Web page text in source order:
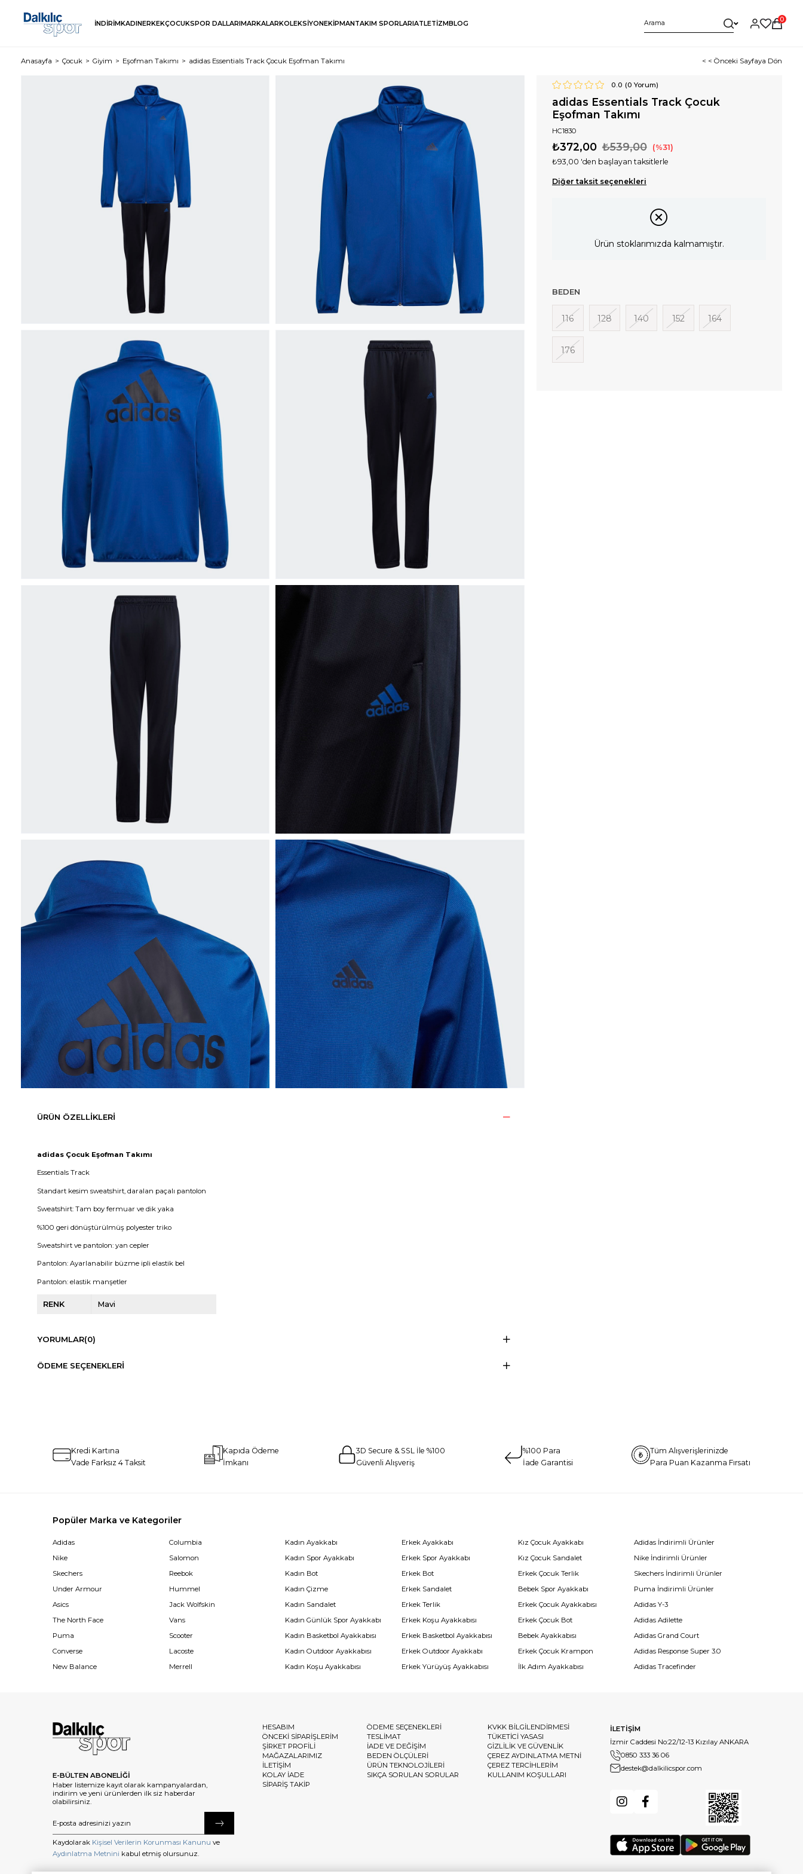
İNDİRİMKADINERKEKÇOCUKSPOR DALLARIMARKALARKOLEKSİYONEKİPMANTAKIM SPORLARIATLETİZMBLOG
0
Anasayfa Çocuk Giyim Eşofman Takımı adidas Essentials Track Çocuk Eşofman Takımı < < Önceki Sayfaya Dön
0.0 (0 Yorum)
adidas Essentials Track Çocuk
Eşofman Takımı
HC1830
₺539,00
₺372,00 31
₺93,00 'den başlayan taksitlerle
Diğer taksit seçenekleri
Ürün stoklarımızda kalmamıştır.
BEDEN
116 128 140 152 164
176
ÜRÜN ÖZELLIKLERI
adidas Çocuk Eşofman Takımı
Essentials Track
Standart kesim sweatshirt, daralan paçalı pantolon
Sweatshirt: Tam boy fermuar ve dik yaka
%100 geri dönüştürülmüş polyester triko
Sweatshirt ve pantolon: yan cepler
Pantolon: Ayarlanabilir büzme ipli elastik bel
Pantolon: elastik manşetler
RENK Mavi
YORUMLAR(0)
ÖDEME SEÇENEKLERI
Kredi Kartına
Vade Farksız 4 Taksit
Kapıda Ödeme
İmkanı
3D Secure & SSL İle %100
Güvenli Alışveriş
%100 Para
İade Garantisi
Tüm Alışverişlerinizde
Para Puan Kazanma Fırsatı
Popüler Marka ve Kategoriler
Adidas
Nike
Skechers
Under Armour
Asics
The North Face
Puma
Converse
New Balance
Columbia
Salomon
Reebok
Hummel
Jack Wolfskin
Vans
Scooter
Lacoste
Merrell
Kadın Ayakkabı
Kadın Spor Ayakkabı
Kadın Bot
Kadın Çizme
Kadın Sandalet
Kadın Günlük Spor Ayakkabı
Kadın Basketbol Ayakkabısı
Kadın Outdoor Ayakkabısı
Kadın Koşu Ayakkabısı
Erkek Ayakkabı
Erkek Spor Ayakkabı
Erkek Bot
Erkek Sandalet
Erkek Terlik
Erkek Koşu Ayakkabısı
Erkek Basketbol Ayakkabısı
Erkek Outdoor Ayakkabı
Erkek Yürüyüş Ayakkabısı
Kız Çocuk Ayakkabı
Kız Çocuk Sandalet
Erkek Çocuk Terlik
Bebek Spor Ayakkabı
Erkek Çocuk Ayakkabısı
Erkek Çocuk Bot
Bebek Ayakkabısı
Erkek Çocuk Krampon
İlk Adım Ayakkabısı
Adidas İndirimli Ürünler
Nike İndirimli Ürünler
Skechers İndirimli Ürünler
Puma İndirimli Ürünler
Adidas Y-3
Adidas Adilette
Adidas Grand Court
Adidas Response Super 3.0
Adidas Tracefinder
E-BÜLTEN ABONELİĞİ
Haber listemize kayıt olarak kampanyalardan,
indirim ve yeni ürünlerden ilk siz haberdar
olabilirsiniz.
Kaydolarak Kişisel Verilerin Korunması Kanunu ve
Aydınlatma Metnini kabul etmiş olursunuz.
HESABIM
ÖNCEKİ SİPARİŞLERİM
ŞİRKET PROFİLİ
MAĞAZALARIMIZ
İLETİŞİM
KOLAY İADE
SİPARİŞ TAKİP
ÖDEME SEÇENEKLERİ
TESLİMAT
İADE VE DEĞİŞİM
BEDEN ÖLÇÜLERİ
ÜRÜN TEKNOLOJİLERİ
SIKÇA SORULAN SORULAR
KVKK BİLGİLENDİRMESİ
TÜKETİCİ YASASI
GİZLİLİK VE GÜVENLİK
ÇEREZ AYDINLATMA METNİ
ÇEREZ TERCİHLERİM
KULLANIM KOŞULLARI
İLETİŞİM
İzmir Caddesi No:22/12-13 Kızılay ANKARA
0850 333 36 06
destek@dalkilicspor.com